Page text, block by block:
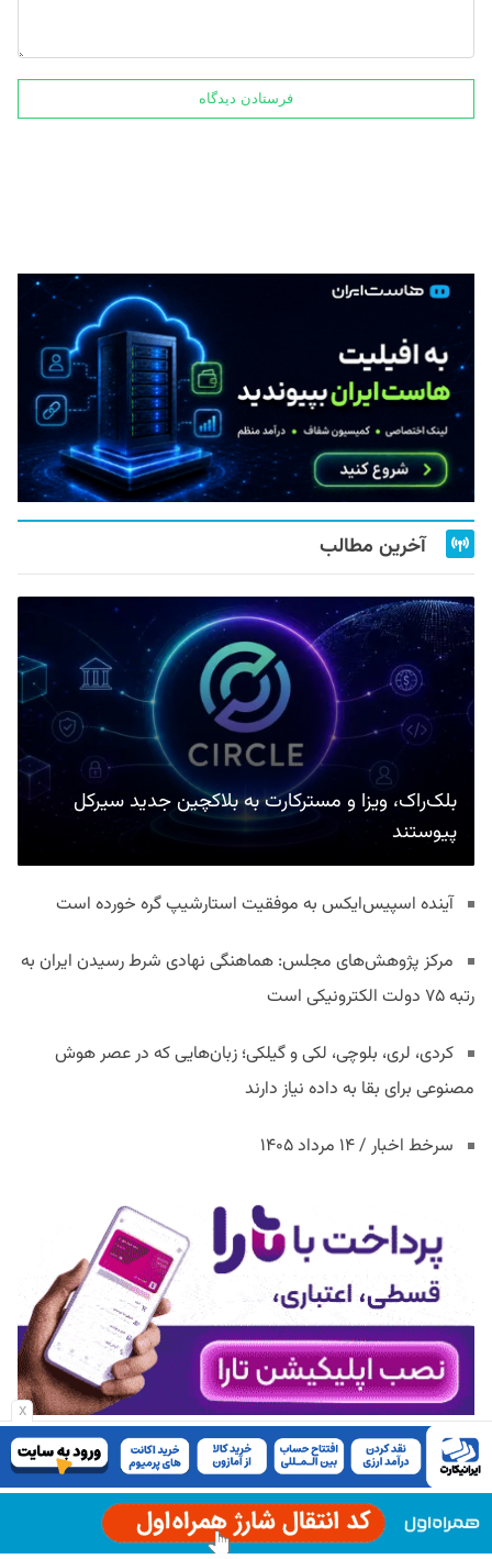
x
آخرین مطالب
بلک‌راک، ویزا و مسترکارت به بلاکچین جدید سیرکل
پیوستند
آینده اسپیس‌ایکس به موفقیت استارشیپ گره خورده است
مرکز پژوهش‌های مجلس: هماهنگی نهادی شرط رسیدن ایران به
رتبه ۷۵ دولت الکترونیکی است
کردی، لری، بلوچی، لکی و گیلکی؛ زبان‌هایی که در عصر هوش
مصنوعی برای بقا به داده نیاز دارند
سرخط اخبار / ۱۴ مرداد ۱۴۰۵